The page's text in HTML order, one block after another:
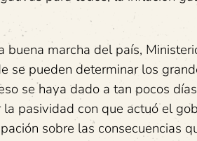
marcha del país,
se pueden determinar los
se haya dado a tan pocos
pasividad con que actuó el
sobre las consecuencias